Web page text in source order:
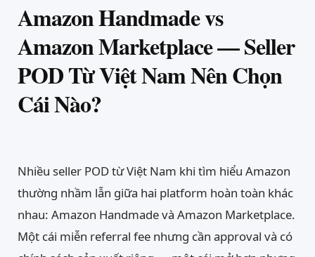
Amazon Handmade vs
Amazon Marketplace — Seller
POD Từ Việt Nam Nên Chọn
Cái Nào?
Nhiều seller POD từ Việt Nam khi tìm hiểu Amazon
thường nhầm lẫn giữa hai platform hoàn toàn khác
nhau: Amazon Handmade và Amazon Marketplace.
Một cái miễn referral fee nhưng cần approval và có